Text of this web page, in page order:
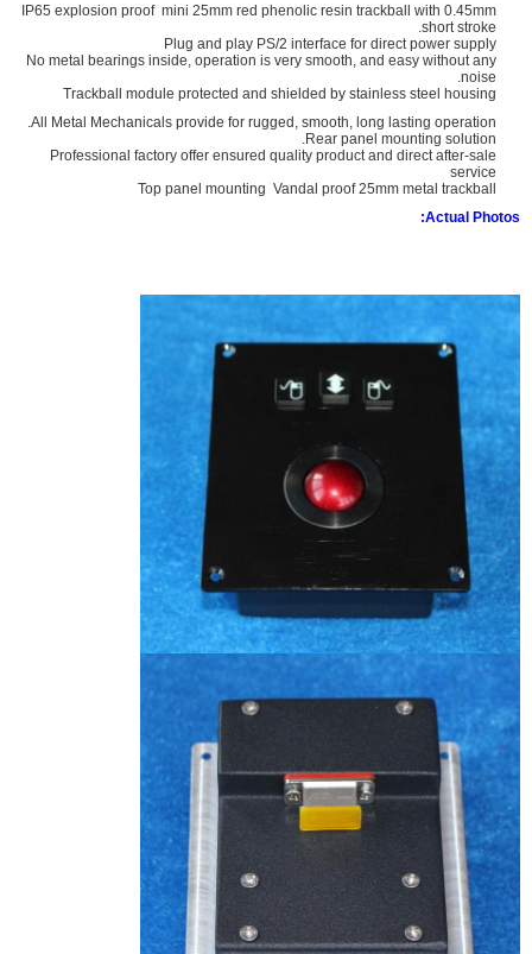
IP65 explosion proof mini 25mm red phenolic resin trackball with 0.45mm
short stroke.
Plug and play PS/2 interface for direct power supply
No metal bearings inside, operation is very smooth, and easy without any
noise.
Trackball module protected and shielded by stainless steel housing
All Metal Mechanicals provide for rugged, smooth, long lasting operation.
Rear panel mounting solution.
Professional factory offer ensured quality product and direct after-sale
service
Top panel mounting Vandal proof 25mm metal trackball
Actual Photos: